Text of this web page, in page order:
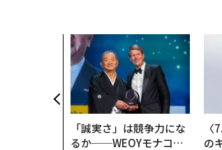
「誠実さ」は競争力にな
るか──WEOYモナコで
の